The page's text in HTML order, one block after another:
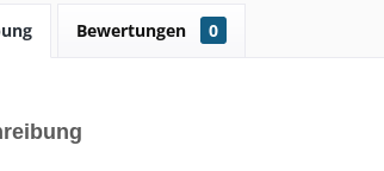
Bewertungen 0